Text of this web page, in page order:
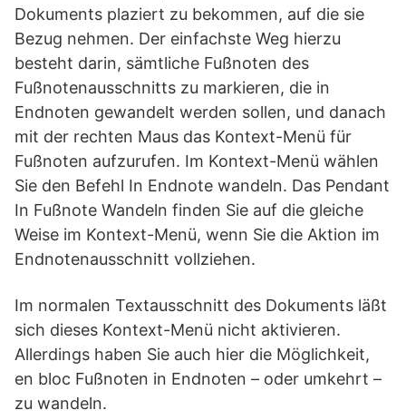
Dokuments plaziert zu bekommen, auf die sie
Bezug nehmen. Der einfachste Weg hierzu
besteht darin, sämtliche Fußnoten des
Fußnotenausschnitts zu markieren, die in
Endnoten gewandelt werden sollen, und danach
mit der rechten Maus das Kontext-Menü für
Fußnoten aufzurufen. Im Kontext-Menü wählen
Sie den Befehl In Endnote wandeln. Das Pendant
In Fußnote Wandeln finden Sie auf die gleiche
Weise im Kontext-Menü, wenn Sie die Aktion im
Endnotenausschnitt vollziehen.
Im normalen Textausschnitt des Dokuments läßt
sich dieses Kontext-Menü nicht aktivieren.
Allerdings haben Sie auch hier die Möglichkeit,
en bloc Fußnoten in Endnoten – oder umkehrt –
zu wandeln.